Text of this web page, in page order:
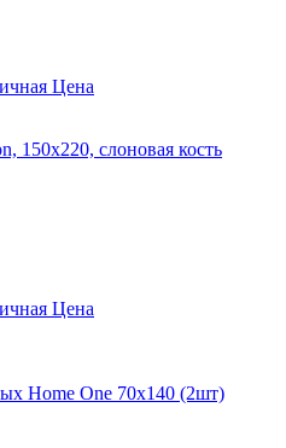
Цена
150х220, слоновая кость
Цена
Home One 70х140 (2шт)